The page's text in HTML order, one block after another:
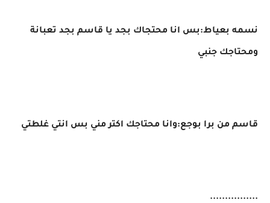
نسمه بعياط:بس انا محتجاك بجد يا قاسم بجد تعبانة
ومحتاجك جنبي
قاسم من برا بوجع:وانا محتاجك اكتر مني بس انتي غلطتي
................